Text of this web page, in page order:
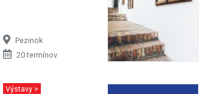
Pezinok
20 termínov
Výstavy >